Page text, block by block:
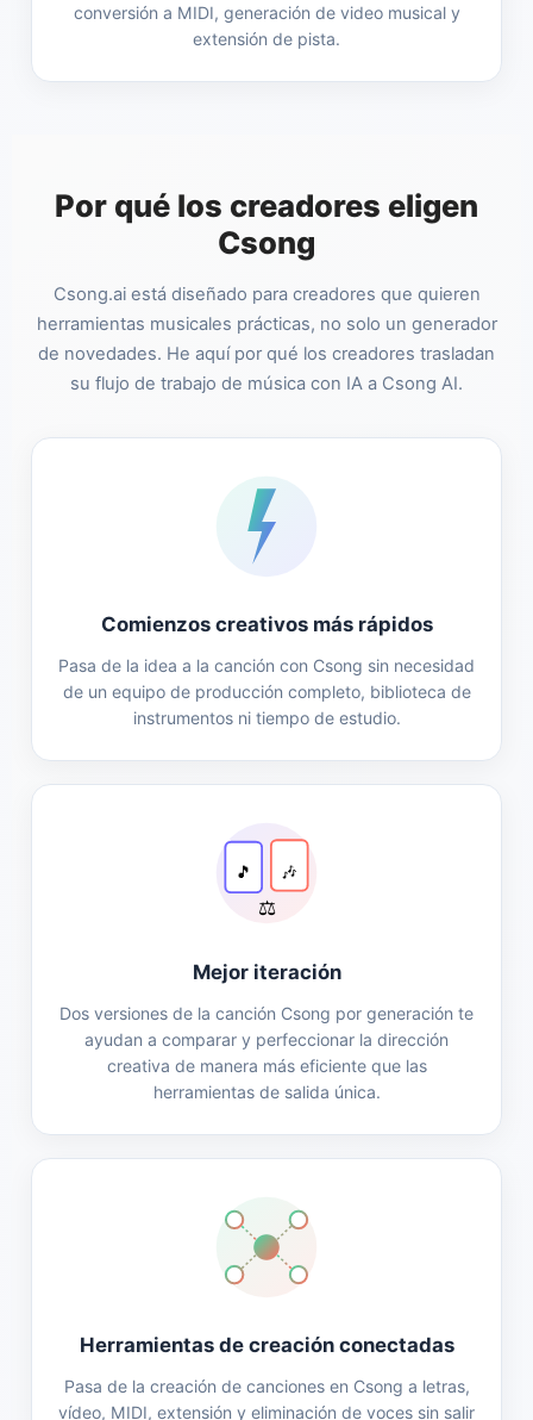
conversión a MIDI, generación de video musical y
extensión de pista.
Por qué los creadores eligen
Csong
Csong.ai está diseñado para creadores que quieren
herramientas musicales prácticas, no solo un generador
de novedades. He aquí por qué los creadores trasladan
su flujo de trabajo de música con IA a Csong AI.
Comienzos creativos más rápidos
Pasa de la idea a la canción con Csong sin necesidad
de un equipo de producción completo, biblioteca de
instrumentos ni tiempo de estudio.
🎵 🎶
⚖️
Mejor iteración
Dos versiones de la canción Csong por generación te
ayudan a comparar y perfeccionar la dirección
creativa de manera más eficiente que las
herramientas de salida única.
Herramientas de creación conectadas
Pasa de la creación de canciones en Csong a letras,
vídeo, MIDI, extensión y eliminación de voces sin salir